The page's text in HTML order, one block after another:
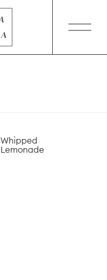
Whipped
Lemonade